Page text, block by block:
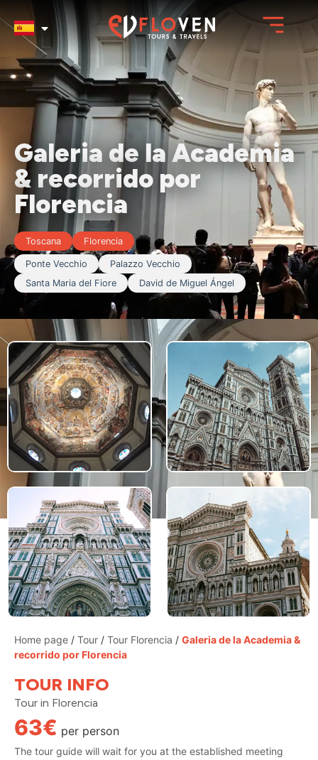
Galeria de la Academia
& recorrido por
Florencia
Toscana Florencia
Ponte Vecchio
Palazzo Vecchio
Santa Maria del Fiore
David de Miguel Ángel
Home page / Tour / Tour Florencia / Galeria de la Academia &
recorrido por Florencia
TOUR INFO
Tour in Florencia
63€ per person
The tour guide will wait for you at the established meeting